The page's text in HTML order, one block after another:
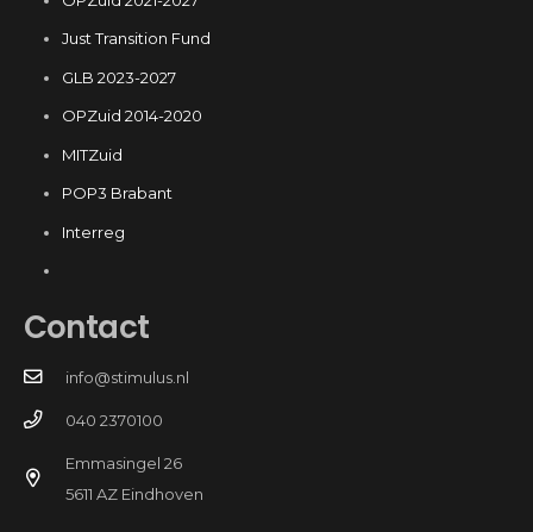
Just Transition Fund
GLB 2023-2027
OPZuid 2014-2020
MITZuid
POP3 Brabant
Interreg
Contact
info@stimulus.nl
040 2370100
Emmasingel 26
5611 AZ Eindhoven